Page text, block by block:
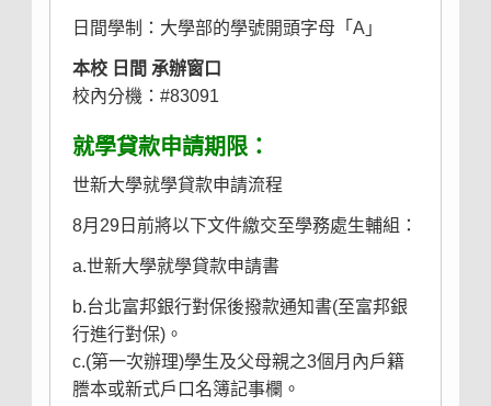
日間學制：大學部的學號開頭字母「A」
本校 日間 承辦窗口
校內分機：#83091
就學貸款申請期限：
世新大學就學貸款申請流程
8月29日前將以下文件繳交至學務處生輔組：
a.世新大學就學貸款申請書
b.台北富邦銀行對保後撥款通知書(至富邦銀
行進行對保)。
c.(第一次辦理)學生及父母親之3個月內戶籍
謄本或新式戶口名簿記事欄。